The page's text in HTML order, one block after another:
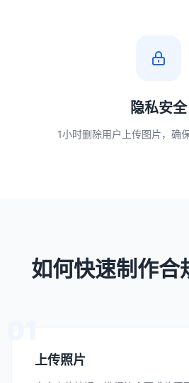
隐私安全
1小时删除用户上传图片，确
如何快速制作合
上传照片